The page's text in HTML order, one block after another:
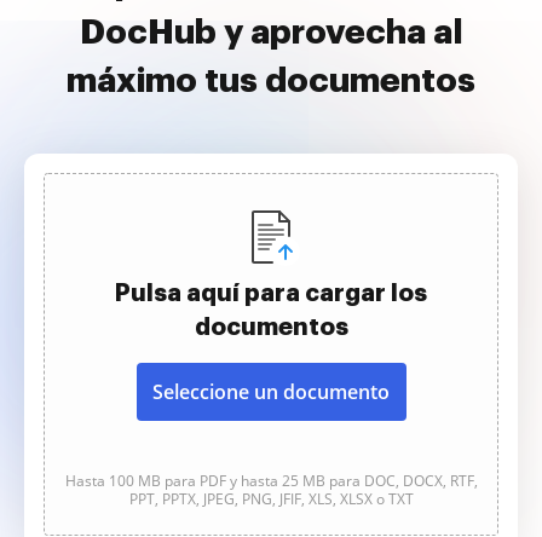
DocHub y aprovecha al
máximo tus documentos
Pulsa aquí para cargar los
documentos
Seleccione un documento
Hasta 100 MB para PDF y hasta 25 MB para DOC, DOCX, RTF,
PPT, PPTX, JPEG, PNG, JFIF, XLS, XLSX o TXT